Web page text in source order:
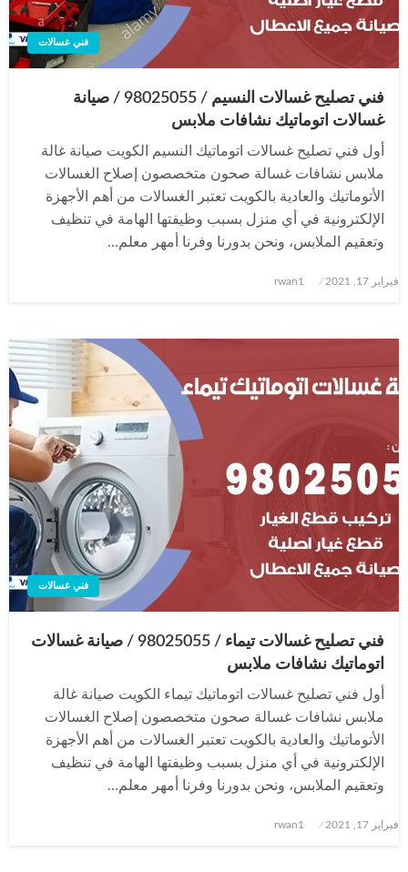
فني غسالات
فني تصليح غسالات النسيم / 98025055 / صيانة
غسالات اتوماتيك نشافات ملابس
أول فني تصليح غسالات اتوماتيك النسيم الكويت صيانة غالة
ملابس نشافات غسالة صحون متخصصون إصلاح الغسالات
الأتوماتيك والعادية بالكويت تعتبر الغسالات من أهم الأجهزة
الإلكترونية في أي منزل بسبب وظيفتها الهامة في تنظيف
وتعقيم الملابس، ونحن بدورنا وفرنا أمهر معلم…
نُشر
فبراير 17, 2021 rwan1
فني غسالات
فني تصليح غسالات تيماء / 98025055 / صيانة غسالات
اتوماتيك نشافات ملابس
أول فني تصليح غسالات اتوماتيك تيماء الكويت صيانة غالة
ملابس نشافات غسالة صحون متخصصون إصلاح الغسالات
الأتوماتيك والعادية بالكويت تعتبر الغسالات من أهم الأجهزة
الإلكترونية في أي منزل بسبب وظيفتها الهامة في تنظيف
وتعقيم الملابس، ونحن بدورنا وفرنا أمهر معلم…
نُشر
فبراير 17, 2021 rwan1